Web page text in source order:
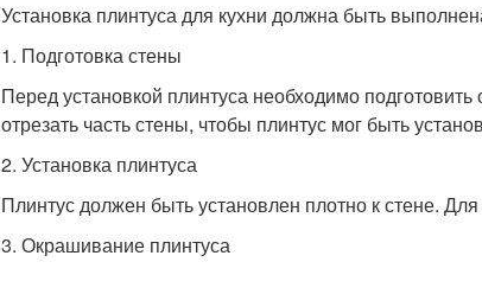
Установка плинтуса для кухни должна быть
1. Подготовка стены
Перед установкой плинтуса необходимо
отрезать часть стены, чтобы плинтус мог быть
2. Установка плинтуса
Плинтус должен быть установлен плотно к стене.
3. Окрашивание плинтуса